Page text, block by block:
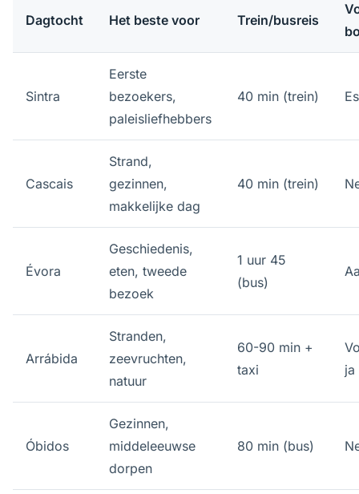
Dagtocht Het beste voor Trein/busreis
Sintra
Eerste
bezoekers,
paleisliefhebbers
40 min (trein)
Cascais
Strand,
gezinnen,
makkelijke dag
40 min (trein)
Évora
Geschiedenis,
eten, tweede
bezoek
1 uur 45
(bus)
Arrábida
Stranden,
zeevruchten,
natuur
60-90 min +
taxi
ja
Óbidos
Gezinnen,
middeleeuwse
dorpen
80 min (bus)